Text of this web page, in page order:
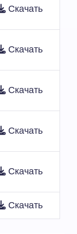
Скачать
Скачать
Скачать
Скачать
Скачать
Скачать